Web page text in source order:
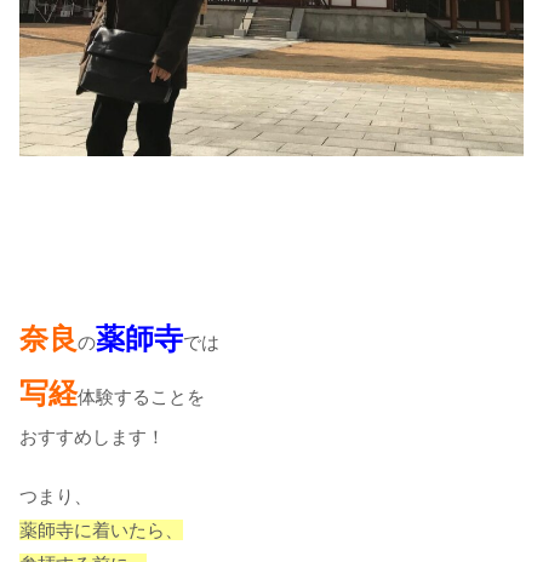
奈良の薬師寺では
写経体験することを
おすすめします！
つまり、
薬師寺に着いたら、